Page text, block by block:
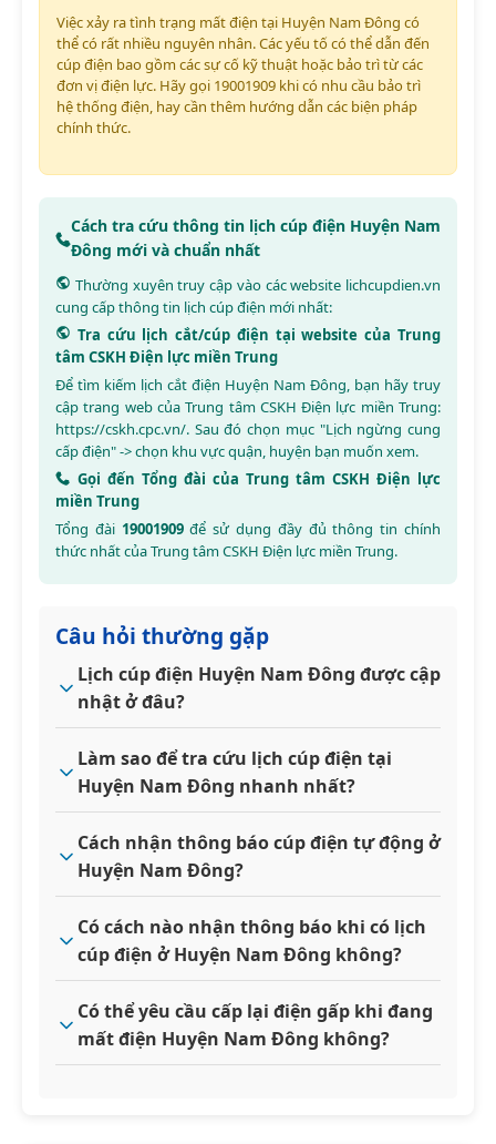
Việc xảy ra tình trạng mất điện tại Huyện Nam Đông có
thể có rất nhiều nguyên nhân. Các yếu tố có thể dẫn đến
cúp điện bao gồm các sự cố kỹ thuật hoặc bảo trì từ các
đơn vị điện lực. Hãy gọi 19001909 khi có nhu cầu bảo trì
hệ thống điện, hay cần thêm hướng dẫn các biện pháp
chính thức.
Cách tra cứu thông tin lịch cúp điện Huyện Nam
Đông mới và chuẩn nhất
Thường xuyên truy cập vào các website lichcupdien.vn
cung cấp thông tin lịch cúp điện mới nhất:
Tra cứu lịch cắt/cúp điện tại website của Trung
tâm CSKH Điện lực miền Trung
Để tìm kiếm lịch cắt điện Huyện Nam Đông, bạn hãy truy
cập trang web của Trung tâm CSKH Điện lực miền Trung:
https://cskh.cpc.vn/. Sau đó chọn mục "Lịch ngừng cung
cấp điện" -> chọn khu vực quận, huyện bạn muốn xem.
Gọi đến Tổng đài của Trung tâm CSKH Điện lực
miền Trung
Tổng đài 19001909để sử dụng đầy đủ thông tin chính
thức nhất của Trung tâm CSKH Điện lực miền Trung.
Câu hỏi thường gặp
Lịch cúp điện Huyện Nam Đông được cập
nhật ở đâu?
Làm sao để tra cứu lịch cúp điện tại
Huyện Nam Đông nhanh nhất?
Cách nhận thông báo cúp điện tự động ở
Huyện Nam Đông?
Có cách nào nhận thông báo khi có lịch
cúp điện ở Huyện Nam Đông không?
Có thể yêu cầu cấp lại điện gấp khi đang
mất điện Huyện Nam Đông không?